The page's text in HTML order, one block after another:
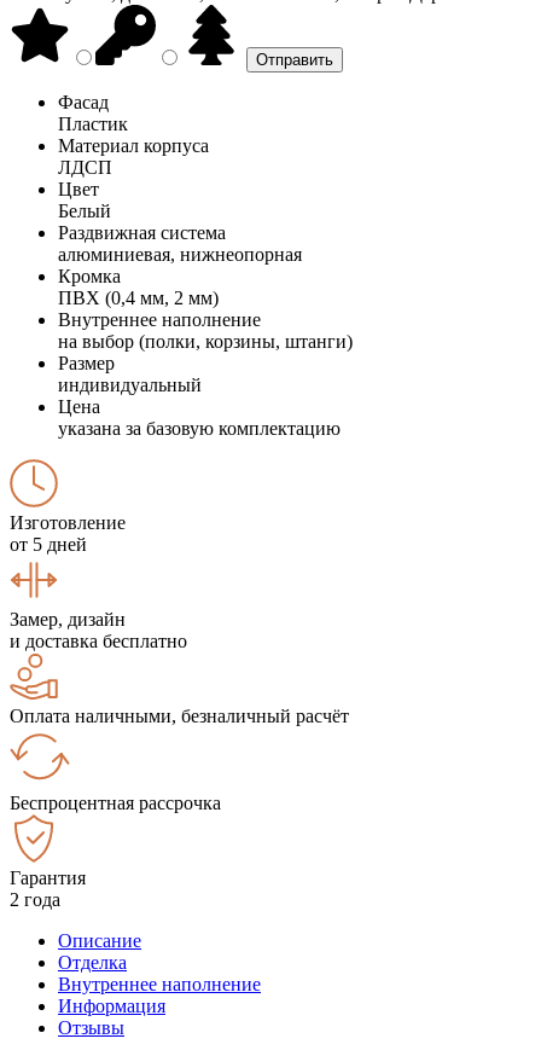
Фасад
Пластик
Материал корпуса
ЛДСП
Цвет
Белый
Раздвижная система
алюминиевая, нижнеопорная
Кромка
ПВХ (0,4 мм, 2 мм)
Внутреннее наполнение
на выбор (полки, корзины, штанги)
Размер
индивидуальный
Цена
указана за базовую комплектацию
Изготовление
от 5 дней
Замер, дизайн
и доставка бесплатно
Оплата наличными, безналичный расчёт
Беспроцентная рассрочка
Гарантия
2 года
Описание
Отделка
Внутреннее наполнение
Информация
Отзывы